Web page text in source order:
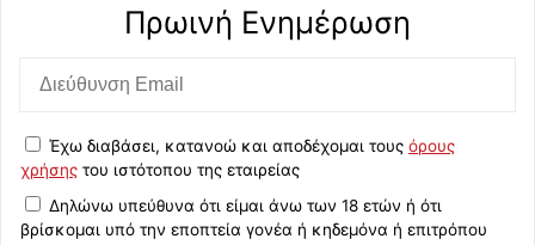
Πρωινή Eνημέρωση
Έχω διαβάσει, κατανοώ και αποδέχομαι τους όρους
χρήσης του ιστότοπου της εταιρείας
Δηλώνω υπεύθυνα ότι είμαι άνω των 18 ετών ή ότι
βρίσκομαι υπό την εποπτεία γονέα ή κηδεμόνα ή επιτρόπου